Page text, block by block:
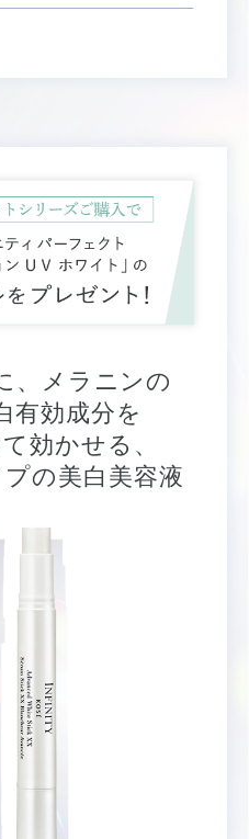
、メラニンの
有効成分を
効かせる、
の美白美容液